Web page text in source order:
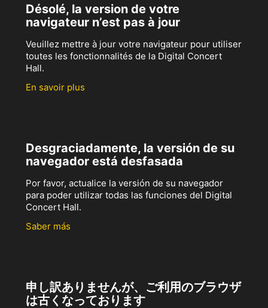
Désolé, la version de votre
navigateur n’est pas à jour
Veuillez mettre à jour votre navigateur pour utiliser
toutes les fonctionnalités de la Digital Concert
Hall.
En savoir plus
Desgraciadamente, la versión de su
navegador está desfasada
Por favor, actualice la versión de su navegador
para poder utilizar todas las funciones del Digital
Concert Hall.
Saber más
申し訳ありませんが、ご利用のブラウザ
は古くなっております